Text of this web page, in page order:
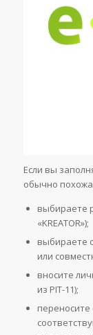
Если вы
обычно
выбираете
«KREATOR»);
выбираете
или
вносите
из PIT-11);